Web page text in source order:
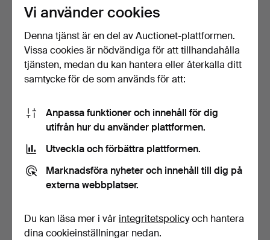
OLJEBAR, 2 st, plåt.
Klubbades 3 okt 2024
1 bud
32 USD
OLJEBAR, 2 st, plåt.
Klubbades 3 okt 2024
1 bud
32 USD
BILFILTAR, 1950/60-tal.
BILHORN, mässing i form
av drakhuvud, 1900…
Vi använder cookies
Denna tjänst är en del av Auctionet-plattformen.
Vissa cookies är nödvändiga för att tillhandahålla
tjänsten, medan du kan hantera eller återkalla ditt
samtycke för de som används för att:
Anpassa funktioner och innehåll för dig
utifrån hur du använder plattformen.
Utveckla och förbättra plattformen.
Marknadsföra nyheter och innehåll till dig på
externa webbplatser.
Du kan läsa mer i vår integritetspolicyoch hantera
dina cookieinställningar nedan.